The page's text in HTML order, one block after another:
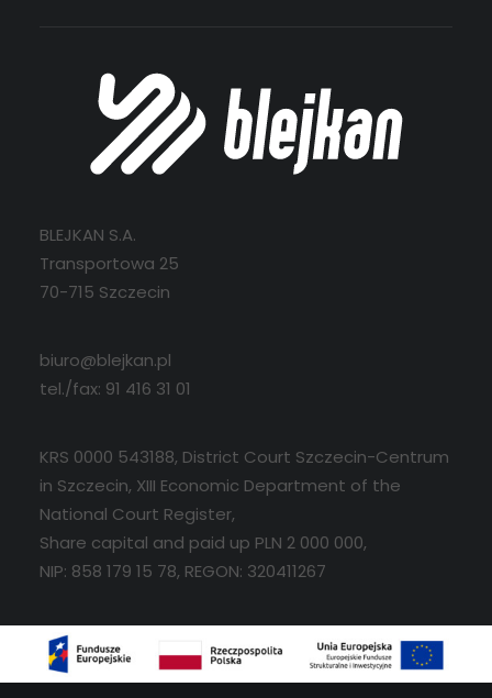
BLEJKAN S.A.
Transportowa 25
70-715 Szczecin
biuro@blejkan.pl
tel./fax: 91 416 31 01
KRS 0000 543188, District Court Szczecin-Centrum
in Szczecin, XIII Economic Department of the
National Court Register,
Share capital and paid up PLN 2 000 000,
NIP: 858 179 15 78, REGON: 320411267